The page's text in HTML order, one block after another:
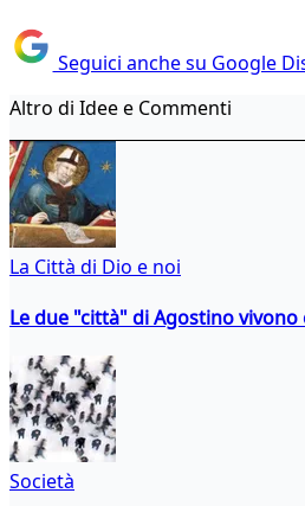
Seguici anche su Google
Altro di Idee e Commenti
La Città di Dio e noi
Le due "città" di Agostino
Società